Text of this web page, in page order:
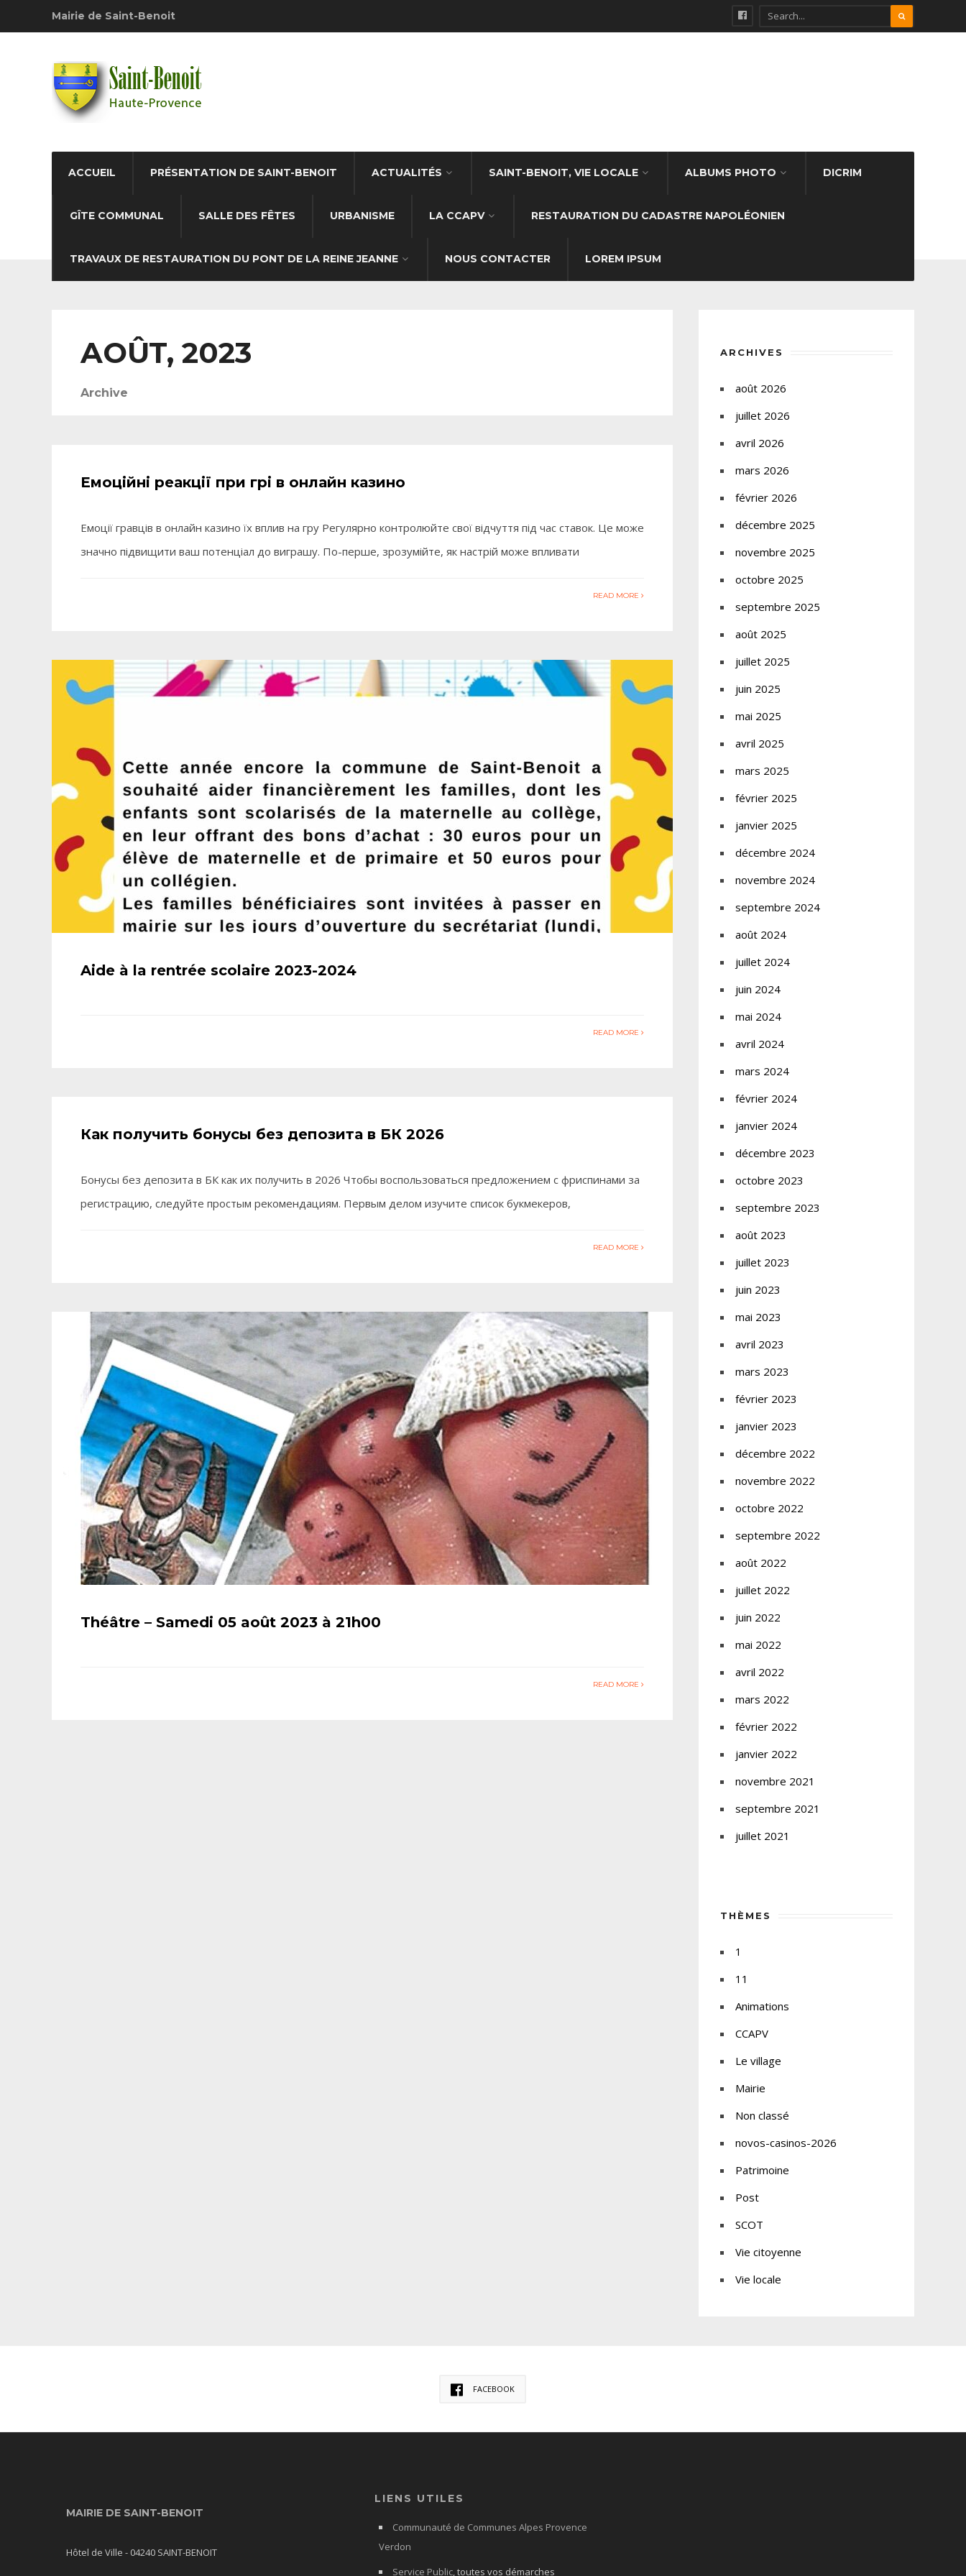
Mairie de Saint-Benoit
ACCUEIL PRÉSENTATION DE SAINT-BENOIT ACTUALITÉS SAINT-BENOIT, VIE LOCALE ALBUMS PHOTO DICRIM
GÎTE COMMUNAL SALLE DES FÊTES URBANISME LA CCAPV RESTAURATION DU CADASTRE NAPOLÉONIEN
TRAVAUX DE RESTAURATION DU PONT DE LA REINE JEANNE NOUS CONTACTER LOREM IPSUM
AOÛT, 2023
Archive
Емоційні реакції при грі в онлайн казино
Емоції гравців в онлайн казино їх вплив на гру Регулярно контролюйте свої відчуття під час ставок. Це може
значно підвищити ваш потенціал до виграшу. По-перше, зрозумійте, як настрій може впливати
READ MORE
Aide à la rentrée scolaire 2023-2024
READ MORE
Как получить бонусы без депозита в БК 2026
Бонусы без депозита в БК как их получить в 2026 Чтобы воспользоваться предложением с фриспинами за
регистрацию, следуйте простым рекомендациям. Первым делом изучите список букмекеров,
READ MORE
Théâtre – Samedi 05 août 2023 à 21h00
READ MORE
ARCHIVES
août 2026
juillet 2026
avril 2026
mars 2026
février 2026
décembre 2025
novembre 2025
octobre 2025
septembre 2025
août 2025
juillet 2025
juin 2025
mai 2025
avril 2025
mars 2025
février 2025
janvier 2025
décembre 2024
novembre 2024
septembre 2024
août 2024
juillet 2024
juin 2024
mai 2024
avril 2024
mars 2024
février 2024
janvier 2024
décembre 2023
octobre 2023
septembre 2023
août 2023
juillet 2023
juin 2023
mai 2023
avril 2023
mars 2023
février 2023
janvier 2023
décembre 2022
novembre 2022
octobre 2022
septembre 2022
août 2022
juillet 2022
juin 2022
mai 2022
avril 2022
mars 2022
février 2022
janvier 2022
novembre 2021
septembre 2021
juillet 2021
THÈMES
1
11
Animations
CCAPV
Le village
Mairie
Non classé
novos-casinos-2026
Patrimoine
Post
SCOT
Vie citoyenne
Vie locale
FACEBOOK
MAIRIE DE SAINT-BENOIT
Hôtel de Ville - 04240 SAINT-BENOIT
LIENS UTILES
Communauté de Communes Alpes Provence
Verdon
Service Public, toutes vos démarches